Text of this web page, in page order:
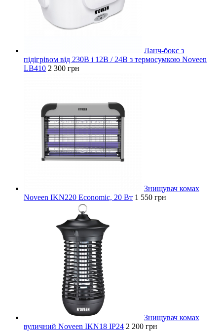
Ланч-бокс з
підігрівом від 230В і 12В / 24В з термосумкою Noveen
LB410 2 300 грн
Знищувач комах
Noveen IKN220 Economic, 20 Вт 1 550 грн
Знищувач комах
вуличний Noveen IKN18 IP24 2 200 грн